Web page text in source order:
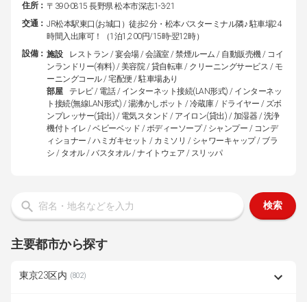
住所： 〒390-0815 長野県 松本市深志1-3-21
交通： JR松本駅東口(お城口）徒歩2分・松本バスターミナル隣♪ 駐車場24
時間入出庫可！（1泊1,200円/15時-翌12時）
設備： 施設
レストラン / 宴会場 / 会議室 / 禁煙ルーム / 自動販売機 / コイ
ンランドリー(有料) / 美容院 / 貸自転車 / クリーニングサービス / モ
ーニングコール / 宅配便 / 駐車場あり
部屋
テレビ / 電話 / インターネット接続(LAN形式) / インターネッ
ト接続(無線LAN形式) / 湯沸かしポット / 冷蔵庫 / ドライヤー / ズボ
ンプレッサー(貸出) / 電気スタンド / アイロン(貸出) / 加湿器 / 洗浄
機付トイレ / ベビーベッド / ボディーソープ / シャンプー / コンデ
ィショナー / ハミガキセット / カミソリ / シャワーキャップ / ブラ
シ / タオル / バスタオル / ナイトウェア / スリッパ
検索
主要都市から探す
東京23区内 (802)